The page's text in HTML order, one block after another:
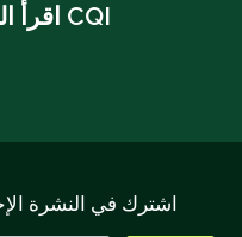
اقرأ المزيد عن التأثير العالمي ل CQI
اشترك في النشرة